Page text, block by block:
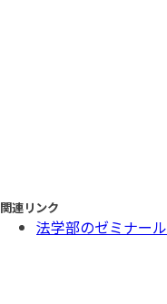
関連リンク
法学部のゼミナール